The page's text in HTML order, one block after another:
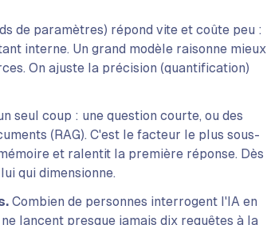
de paramètres) répond vite et coûte peu :
interne. Un grand modèle raisonne mieux
On ajuste la précision (quantification)
seul coup : une question courte, ou des
(RAG). C'est le facteur le plus sous-
et ralentit la première réponse. Dès
qui dimensionne.
Combien de personnes interrogent l'IA en
lancent presque jamais dix requêtes à la